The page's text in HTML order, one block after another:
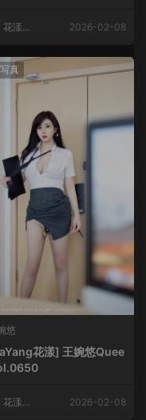
花漾
2026-02-08
真
悠
花漾] 王婉悠Quee
花漾
2026-02-08